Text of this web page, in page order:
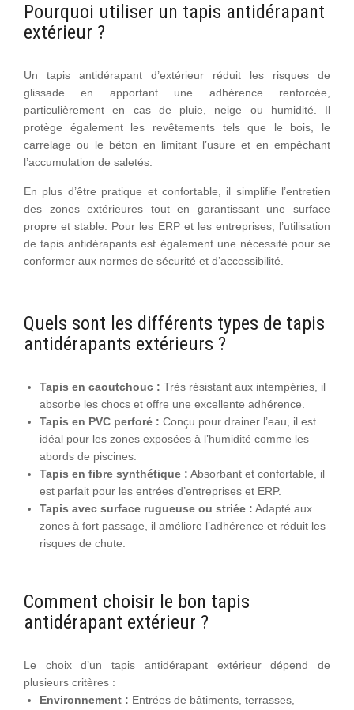
Pourquoi utiliser un tapis antidérapant
extérieur ?
Un tapis antidérapant d’extérieur réduit les risques de
glissade en apportant une adhérence renforcée,
particulièrement en cas de pluie, neige ou humidité. Il
protège également les revêtements tels que le bois, le
carrelage ou le béton en limitant l’usure et en empêchant
l’accumulation de saletés.
En plus d’être pratique et confortable, il simplifie l’entretien
des zones extérieures tout en garantissant une surface
propre et stable. Pour les ERP et les entreprises, l’utilisation
de tapis antidérapants est également une nécessité pour se
conformer aux normes de sécurité et d’accessibilité.
Quels sont les différents types de tapis
antidérapants extérieurs ?
Tapis en caoutchouc : Très résistant aux intempéries, il
absorbe les chocs et offre une excellente adhérence.
Tapis en PVC perforé : Conçu pour drainer l’eau, il est
idéal pour les zones exposées à l’humidité comme les
abords de piscines.
Tapis en fibre synthétique : Absorbant et confortable, il
est parfait pour les entrées d’entreprises et ERP.
Tapis avec surface rugueuse ou striée : Adapté aux
zones à fort passage, il améliore l’adhérence et réduit les
risques de chute.
Comment choisir le bon tapis
antidérapant extérieur ?
Le choix d’un tapis antidérapant extérieur dépend de
plusieurs critères :
Environnement : Entrées de bâtiments, terrasses,